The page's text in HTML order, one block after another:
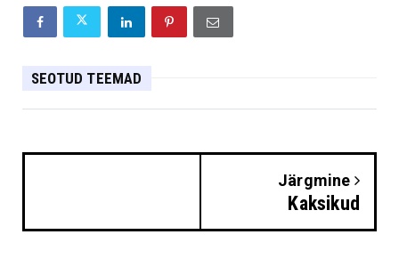
SEOTUD TEEMAD
Järgmine
Kaksikud